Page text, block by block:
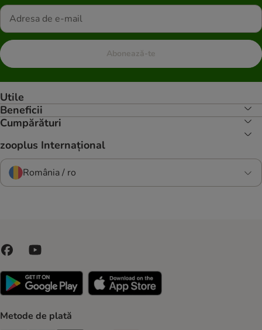
Abonează-te
Utile
Beneficii
Cumpărături
zooplus Internațional
România / ro
Metode de plată